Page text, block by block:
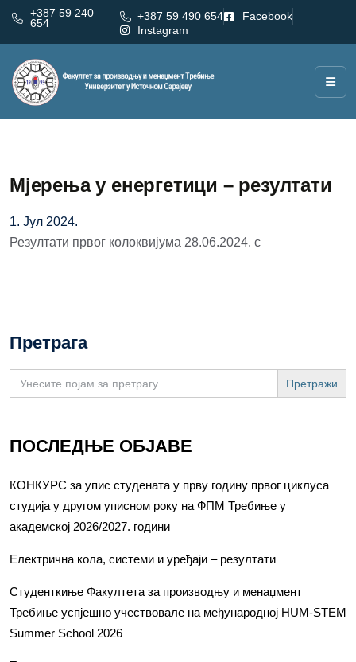
+387 59 240
654
+387 59 490 654
Facebook
Instagram
Мјерења у енергетици – резултати
1. Јул 2024.
Резултати првог колоквијума 28.06.2024. с
Претрага
Search
for:
ПОСЛЕДЊЕ ОБЈАВЕ
КОНКУРС за упис студената у прву годину првог циклуса
студија у другом уписном року на ФПМ Требиње у
академској 2026/2027. години
Електрична кола, системи и уређаји – резултати
Студенткиње Факултета за производњу и менаџмент
Требиње успјешно учествовале на међународној HUM-STEM
Summer School 2026